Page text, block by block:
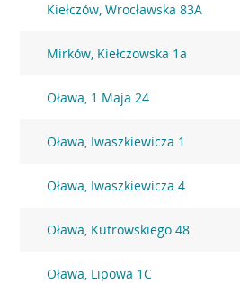
Kiełczów, Wrocławska 83A
Mirków, Kiełczowska 1a
Oława, 1 Maja 24
Oława, Iwaszkiewicza 1
Oława, Iwaszkiewicza 4
Oława, Kutrowskiego 48
Oława, Lipowa 1C